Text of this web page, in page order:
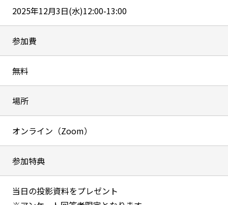
2025年12月3日(水)12:00-13:00
参加費
無料
場所
オンライン（Zoom）
参加特典
当日の投影資料をプレゼント